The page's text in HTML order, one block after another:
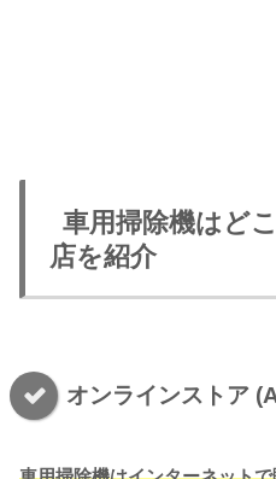
車用掃除機はど
店を紹介
オンラインストア